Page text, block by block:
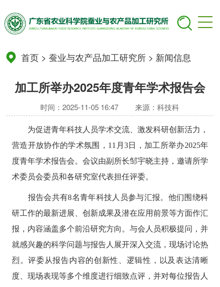
首页 >蚕业与农产品加工研究所 > 新闻信息
加工所举办2025年度青年学术报告会
时间：2025-11-05 16:47 来源：科技科
为促进青年科技人员学术交流、激发科研创新活力，
营造开放协作的学术氛围，11月3日，加工所举办2025年
度青年学术报告会。会议由副所长邹宇晓主持，邀请所学
术委员会委员和各研究室代表担任评委。
报告会共有8名青年科技人员参与汇报。他们围绕科
研工作的最新进展、创新成果及潜在应用前景等方面作汇
报，内容涵盖多个前沿研究方向。与会人员积极提问，并
就感兴趣的科学问题与报告人展开深入交流，现场讨论热
烈。评委从报告内容的创新性、逻辑性，以及表达清晰
度、现场表现等多个维度进行细致点评，并对每位报告人